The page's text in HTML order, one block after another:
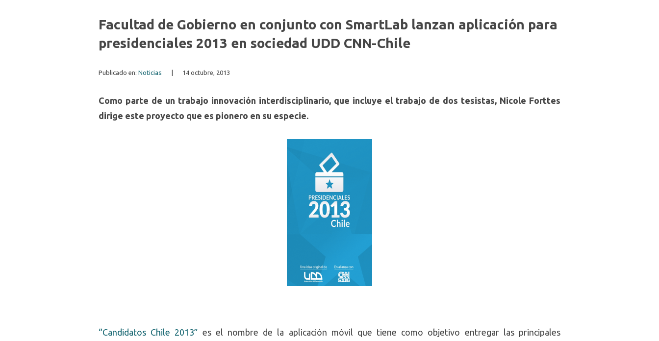
Facultad de Gobierno en conjunto con SmartLab lanzan aplicación para
presidenciales 2013 en sociedad UDD CNN-Chile
Publicado en: Noticias 14 octubre, 2013
Como parte de un trabajo innovación interdisciplinario, que incluye el trabajo de dos tesistas, Nicole Forttes
dirige este proyecto que es pionero en su especie.
“Candidatos Chile 2013” es el nombre de la aplicación móvil que tiene como objetivo entregar las principales